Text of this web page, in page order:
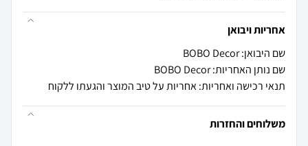
אחריות ויבואן
שם היבואן: BOBO Decor
שם נותן האחריות: BOBO Decor
תנאי רכישה ואחריות: אחריות על טיב המוצר והגעתו ללקוח
משלוחים והחזרות